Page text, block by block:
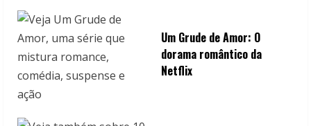
Um Grude de Amor: O
dorama romântico da
Netflix